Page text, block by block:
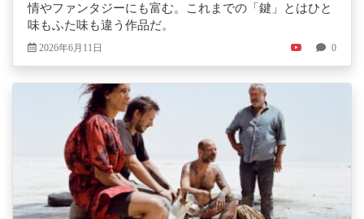
情やファンタジーにも富む。これまでの「鍵」とはひと
味もふた味も違う作品だ。
2026年6月11日 0